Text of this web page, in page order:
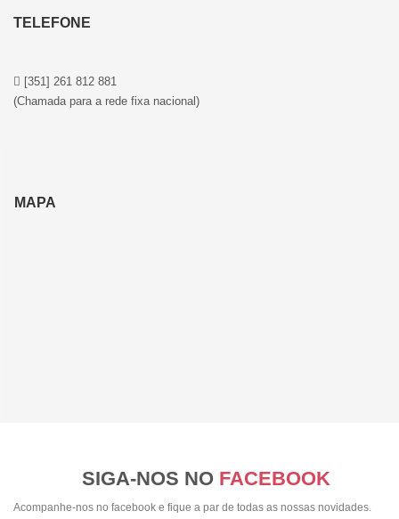
TELEFONE
[351] 261 812 881
(Chamada para a rede fixa nacional)
MAPA
SIGA-NOS NO FACEBOOK
Acompanhe-nos no facebook e fique a par de todas as nossas novidades.